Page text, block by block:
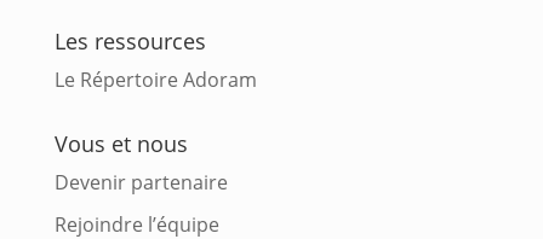
Les ressources
Le Répertoire Adoram
Vous et nous
Devenir partenaire
Rejoindre l’équipe